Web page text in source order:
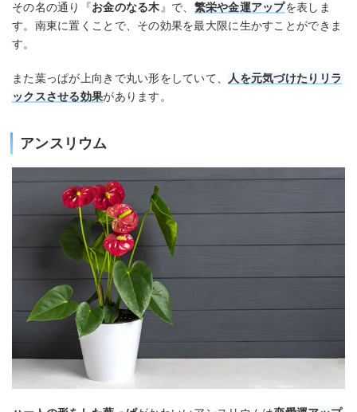
その名の通り『お金のなる木 』で、 繁栄や金運アップを表しま
す。南東に置くことで、その効果を最大限に生かすことができま
す。
また葉っぱが上向きで丸い形をしていて、
人を元気づけたりリラ
ックスさせる効果があります。
アンスリウム